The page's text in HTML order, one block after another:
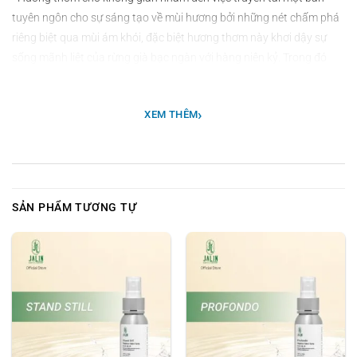
tuyên ngôn cho sự sáng tạo về mùi hương bởi những nét chấm phá
riêng biệt qua mùi ám khói, đặc biệt hương thơm này khơi dậy sự
- Nó không hề giống bất cứ mùi hương thơm nào mà mọi người từng
mang đến sự cá tính riêng không gian. Mùi hương đầy ắp sự thú vị
ra một bầu không khí tinh tế một cách lạ thường.
2. CÔNG DỤNG VÀ CÁCH DÙNG
Xịt vải
: Xịt trực tiếp lên quần áo hoặc các đồ dệt vải để nhanh
chóng loại bỏ các mùi hôi với thương thơm nhẹ nhàng và bền lâu
đồng thời làm mềm và nuôi dưỡng các sợi trong quần áo (sử dụng
để khử mùi, giảm nấm mốc và làm thơm vải cho cả các loại đồ khó
giặt như gối, nệm, sofa, giày, nón bảo hiểm, thảm).
XEM THÊM›
SẢN PHẨM TƯƠNG TỰ